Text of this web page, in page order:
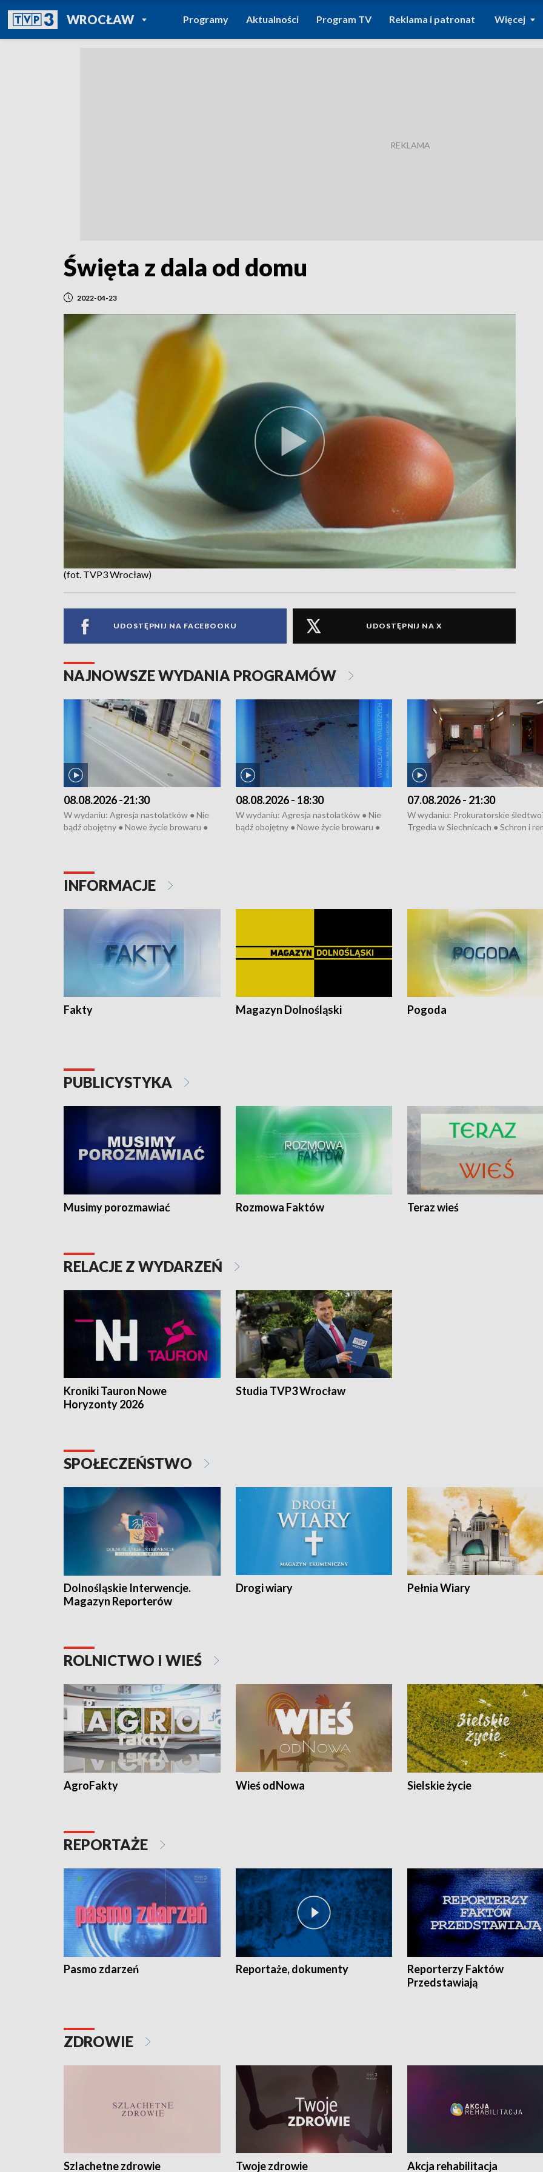
WROCŁAWPOWRÓT DO
TVP REGIONY
Programy Aktualności Program TV Reklama i patronat Więcej
Święta z dala od domu
2022-04-23
(fot. TVP3 Wrocław)
UDOSTĘPNIJ NA FACEBOOKU UDOSTĘPNIJ NA X
NAJNOWSZE WYDANIA PROGRAMÓW
08.08.2026 -21:30
W wydaniu: Agresja nastolatków ● Nie
bądź obojętny ● Nowe życie browaru ●
08.08.2026 - 18:30
W wydaniu: Agresja nastolatków ● Nie
bądź obojętny ● Nowe życie browaru ●
07.08.2026 - 21:30
W wydaniu: Prokuratorskie
Trgedia w Siechnicach ● Schron i
INFORMACJE
Fakty Magazyn Dolnośląski Pogoda
PUBLICYSTYKA
Musimy porozmawiać Rozmowa Faktów Teraz wieś
RELACJE Z WYDARZEŃ
Kroniki Tauron Nowe
Horyzonty 2026
Studia TVP3 Wrocław
SPOŁECZEŃSTWO
Dolnośląskie Interwencje.
Magazyn Reporterów
Drogi wiary Pełnia Wiary
ROLNICTWO I WIEŚ
AgroFakty Wieś odNowa Sielskie życie
REPORTAŻE
Pasmo zdarzeń Reportaże, dokumenty
Reporterzy Faktów
Przedstawiają
ZDROWIE
Szlachetne zdrowie Twoje zdrowie Akcja rehabilitacja